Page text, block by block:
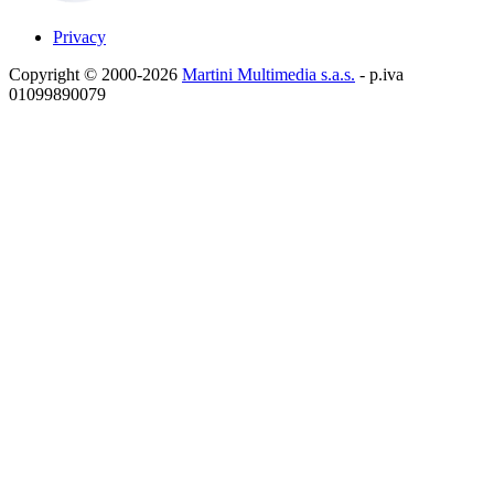
Privacy
Copyright © 2000-2026 Martini Multimedia s.a.s. - p.iva
01099890079